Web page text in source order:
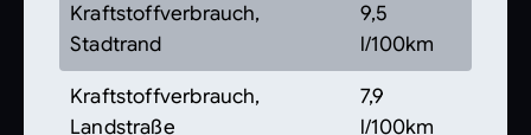
Kraftstoffverbrauch,
Stadtrand
9,5
l/100km
Kraftstoffverbrauch,
Landstraße
7,9
l/100km